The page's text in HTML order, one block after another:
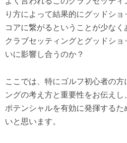
り方によって結果的にグッドショ
コアに繋がるということが少なく
クラブセッティングとグッドシ
いに影響し合うのか？
ここでは、 特にゴルフ初心者の方
ングの考え方と重要性をお伝えし
ポテンシャルを有効に発揮するた
いと思います。